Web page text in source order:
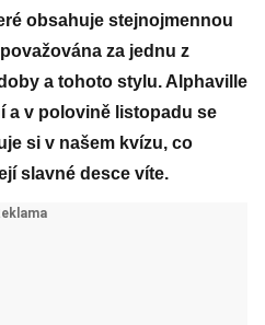
obsahuje stejnojmennou
za jednu z
a tohoto stylu. Alphaville
a v polovině listopadu se
si v našem kvízu, co
slavné desce víte.